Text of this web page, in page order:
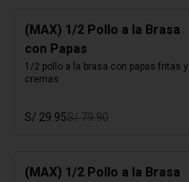
(MAX) 1/2 Pollo a la Brasa
con Papas
1/2 pollo a la brasa con papas fritas y
cremas
S/ 29.95S/ 79.90
(MAX) 1/2 Pollo a la Brasa